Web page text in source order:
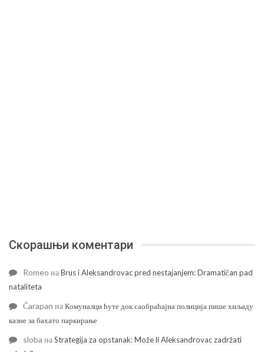
Скорашњи коментари
Romeo наBrus i Aleksandrovac pred nestajanjem: Dramatičan pad
nataliteta
Čarapan наКомуналци ћуте док саобраћајна полиција пише хиљаду
казне за бахато паркирање
sloba наStrategija za opstanak: Može li Aleksandrovac zadržati